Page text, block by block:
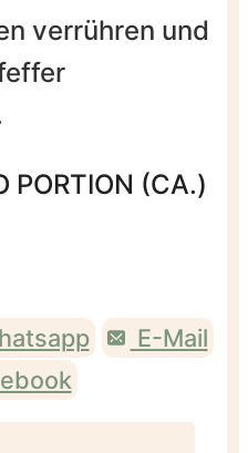
verrühren und
PORTION (CA.)
E-Mail